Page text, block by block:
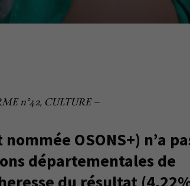
n°42, CULTURE –
OSONS+) n’a
départementales de